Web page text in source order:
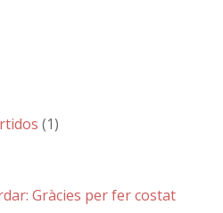
(1)
Gràcies per fer costat